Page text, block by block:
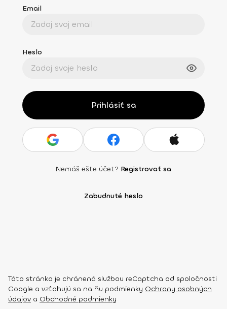
Email
Heslo
Prihlásiť sa
Nemáš ešte účet? Registrovať sa
Zabudnuté heslo
Táto stránka je chránená službou reCaptcha od spoločnosti
Google a vzťahujú sa na ňu podmienky Ochrany osobných
údajov a Obchodné podmienky